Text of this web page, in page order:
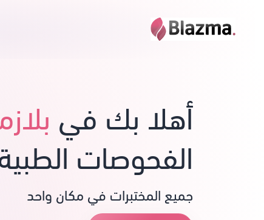
أهلا بك في
الفحوصات
جميع المختبرات في مكان واحد